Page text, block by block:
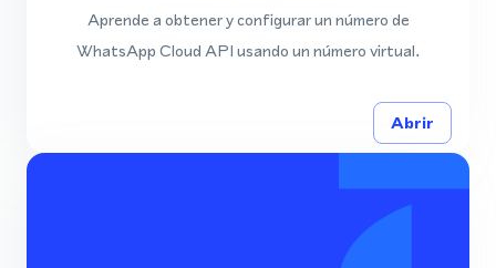
Aprende a obtener y configurar un número de
WhatsApp Cloud API usando un número virtual.
Abrir